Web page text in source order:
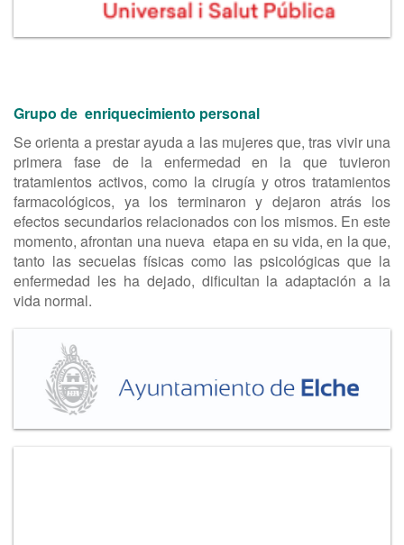
Grupo de enriquecimiento personal
Se orienta a prestar ayuda a las mujeres que, tras vivir una
primera fase de la enfermedad en la que tuvieron
tratamientos activos, como la cirugía y otros tratamientos
farmacológicos, ya los terminaron y dejaron atrás los
efectos secundarios relacionados con los mismos. En este
momento, afrontan una nueva etapa en su vida, en la que,
tanto las secuelas físicas como las psicológicas que la
enfermedad les ha dejado, dificultan la adaptación a la
vida normal.